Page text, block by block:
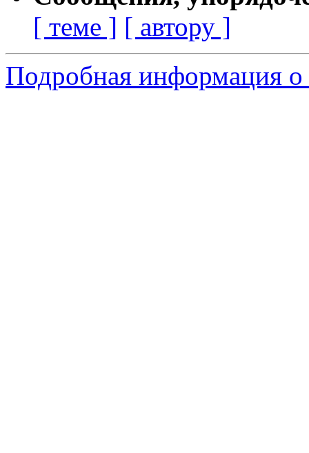
[ теме ] [ автору ]
Подробная информация о